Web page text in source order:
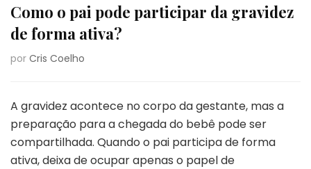
Como o pai pode participar da gravidez
de forma ativa?
por Cris Coelho
A gravidez acontece no corpo da gestante, mas a
preparação para a chegada do bebê pode ser
compartilhada. Quando o pai participa de forma
ativa, deixa de ocupar apenas o papel de